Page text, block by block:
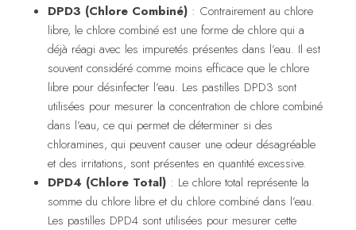
DPD3 (Chlore Combiné) : Contrairement au chlore
libre, le chlore combiné est une forme de chlore qui a
déjà réagi avec les impuretés présentes dans l’eau. Il est
souvent considéré comme moins efficace que le chlore
libre pour désinfecter l’eau. Les pastilles DPD3 sont
utilisées pour mesurer la concentration de chlore combiné
dans l’eau, ce qui permet de déterminer si des
chloramines, qui peuvent causer une odeur désagréable
et des irritations, sont présentes en quantité excessive.
DPD4 (Chlore Total) : Le chlore total représente la
somme du chlore libre et du chlore combiné dans l’eau.
Les pastilles DPD4 sont utilisées pour mesurer cette